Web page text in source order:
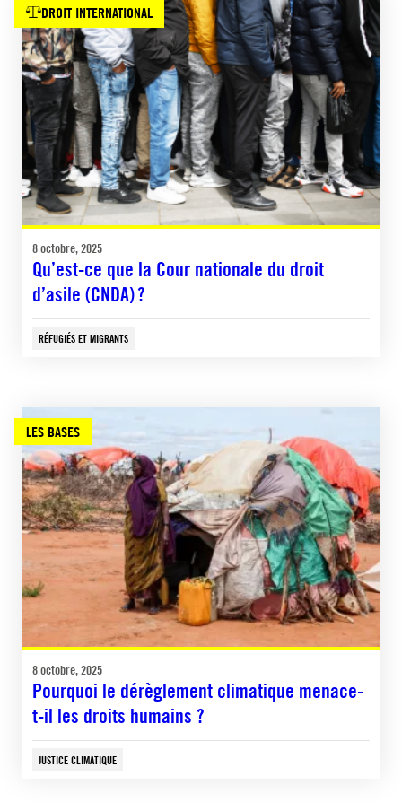
DROIT INTERNATIONAL
8 octobre, 2025
Qu’est-ce que la Cour nationale du droit
d’asile (CNDA) ?
RÉFUGIÉS ET MIGRANTS
LES BASES
8 octobre, 2025
Pourquoi le dérèglement climatique menace-
t-il les droits humains ?
JUSTICE CLIMATIQUE